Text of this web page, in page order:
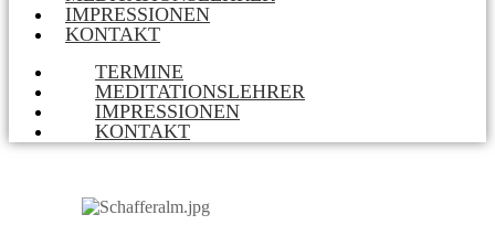
IMPRESSIONEN
KONTAKT
TERMINE
MEDITATIONSLEHRER
IMPRESSIONEN
KONTAKT